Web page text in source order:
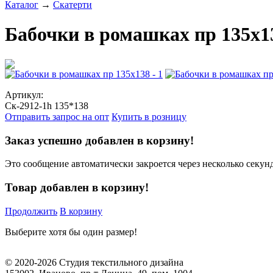
Каталог → Скатерти
Бабочки в ромашках пр
Артикул:
Ск-2912-1h 135*138
Отправить запрос на опт Купить в розницу
Заказ успешно добавлен в корзину!
Это сообщение автоматически закроется через несколько
Товар добавлен в корзину!
Продолжить В корзину
Выберите хотя бы один размер!
© 2020-2026 Студия текстильного дизайна